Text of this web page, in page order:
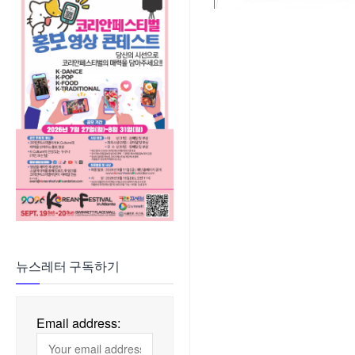
뉴스레터 구독하기
Email address: